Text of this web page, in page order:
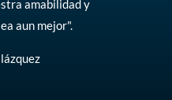
amabilidad y
aun mejor".